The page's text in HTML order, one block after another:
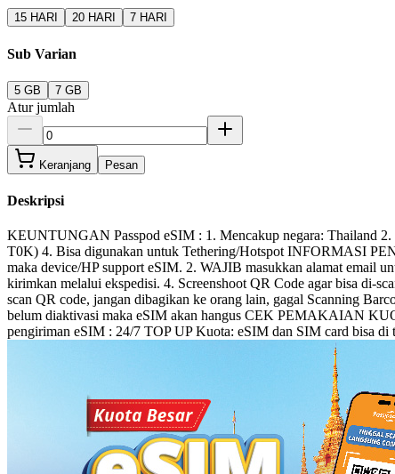
15 HARI 20 HARI 7 HARI
Sub Varian
5 GB 7 GB
Atur jumlah
Keranjang Pesan
Deskripsi
KEUNTUNGAN Passpod eSIM : 1. Mencakup negara: Thailand
T0K) 4. Bisa digunakan untuk Tethering/Hotspot INFORMASI
maka device/HP support eSIM. 2. WAJIB masukkan alamat email
kirimkan melalui ekspedisi. 4. Screenshoot QR Code agar bisa
scan QR code, jangan dibagikan ke orang lain, gagal Scanning
belum diaktivasi maka eSIM akan hangus CEK PEMAKAIAN
pengiriman eSIM : 24/7 TOP UP Kuota: eSIM dan SIM card bisa